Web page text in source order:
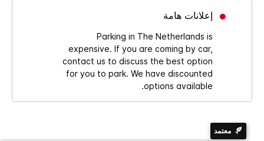
إعلانات هامة
Parking in The Netherlands is
expensive. If you are coming by car,
contact us to discuss the best option
for you to park. We have discounted
options available.
معتمد